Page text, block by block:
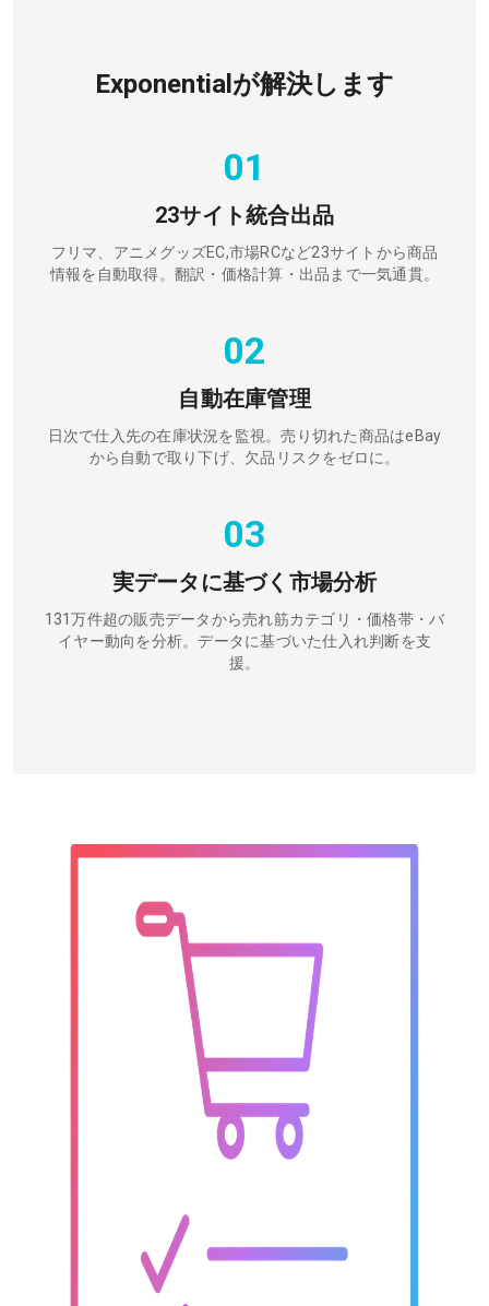
Exponentialが解決します
01
23サイト統合出品
フリマ、アニメグッズEC,市場RCなど23サイトから商品
情報を自動取得。翻訳・価格計算・出品まで一気通貫。
02
自動在庫管理
日次で仕入先の在庫状況を監視。売り切れた商品はeBay
から自動で取り下げ、欠品リスクをゼロに。
03
実データに基づく市場分析
131万件超の販売データから売れ筋カテゴリ・価格帯・バ
イヤー動向を分析。データに基づいた仕入れ判断を支
援。